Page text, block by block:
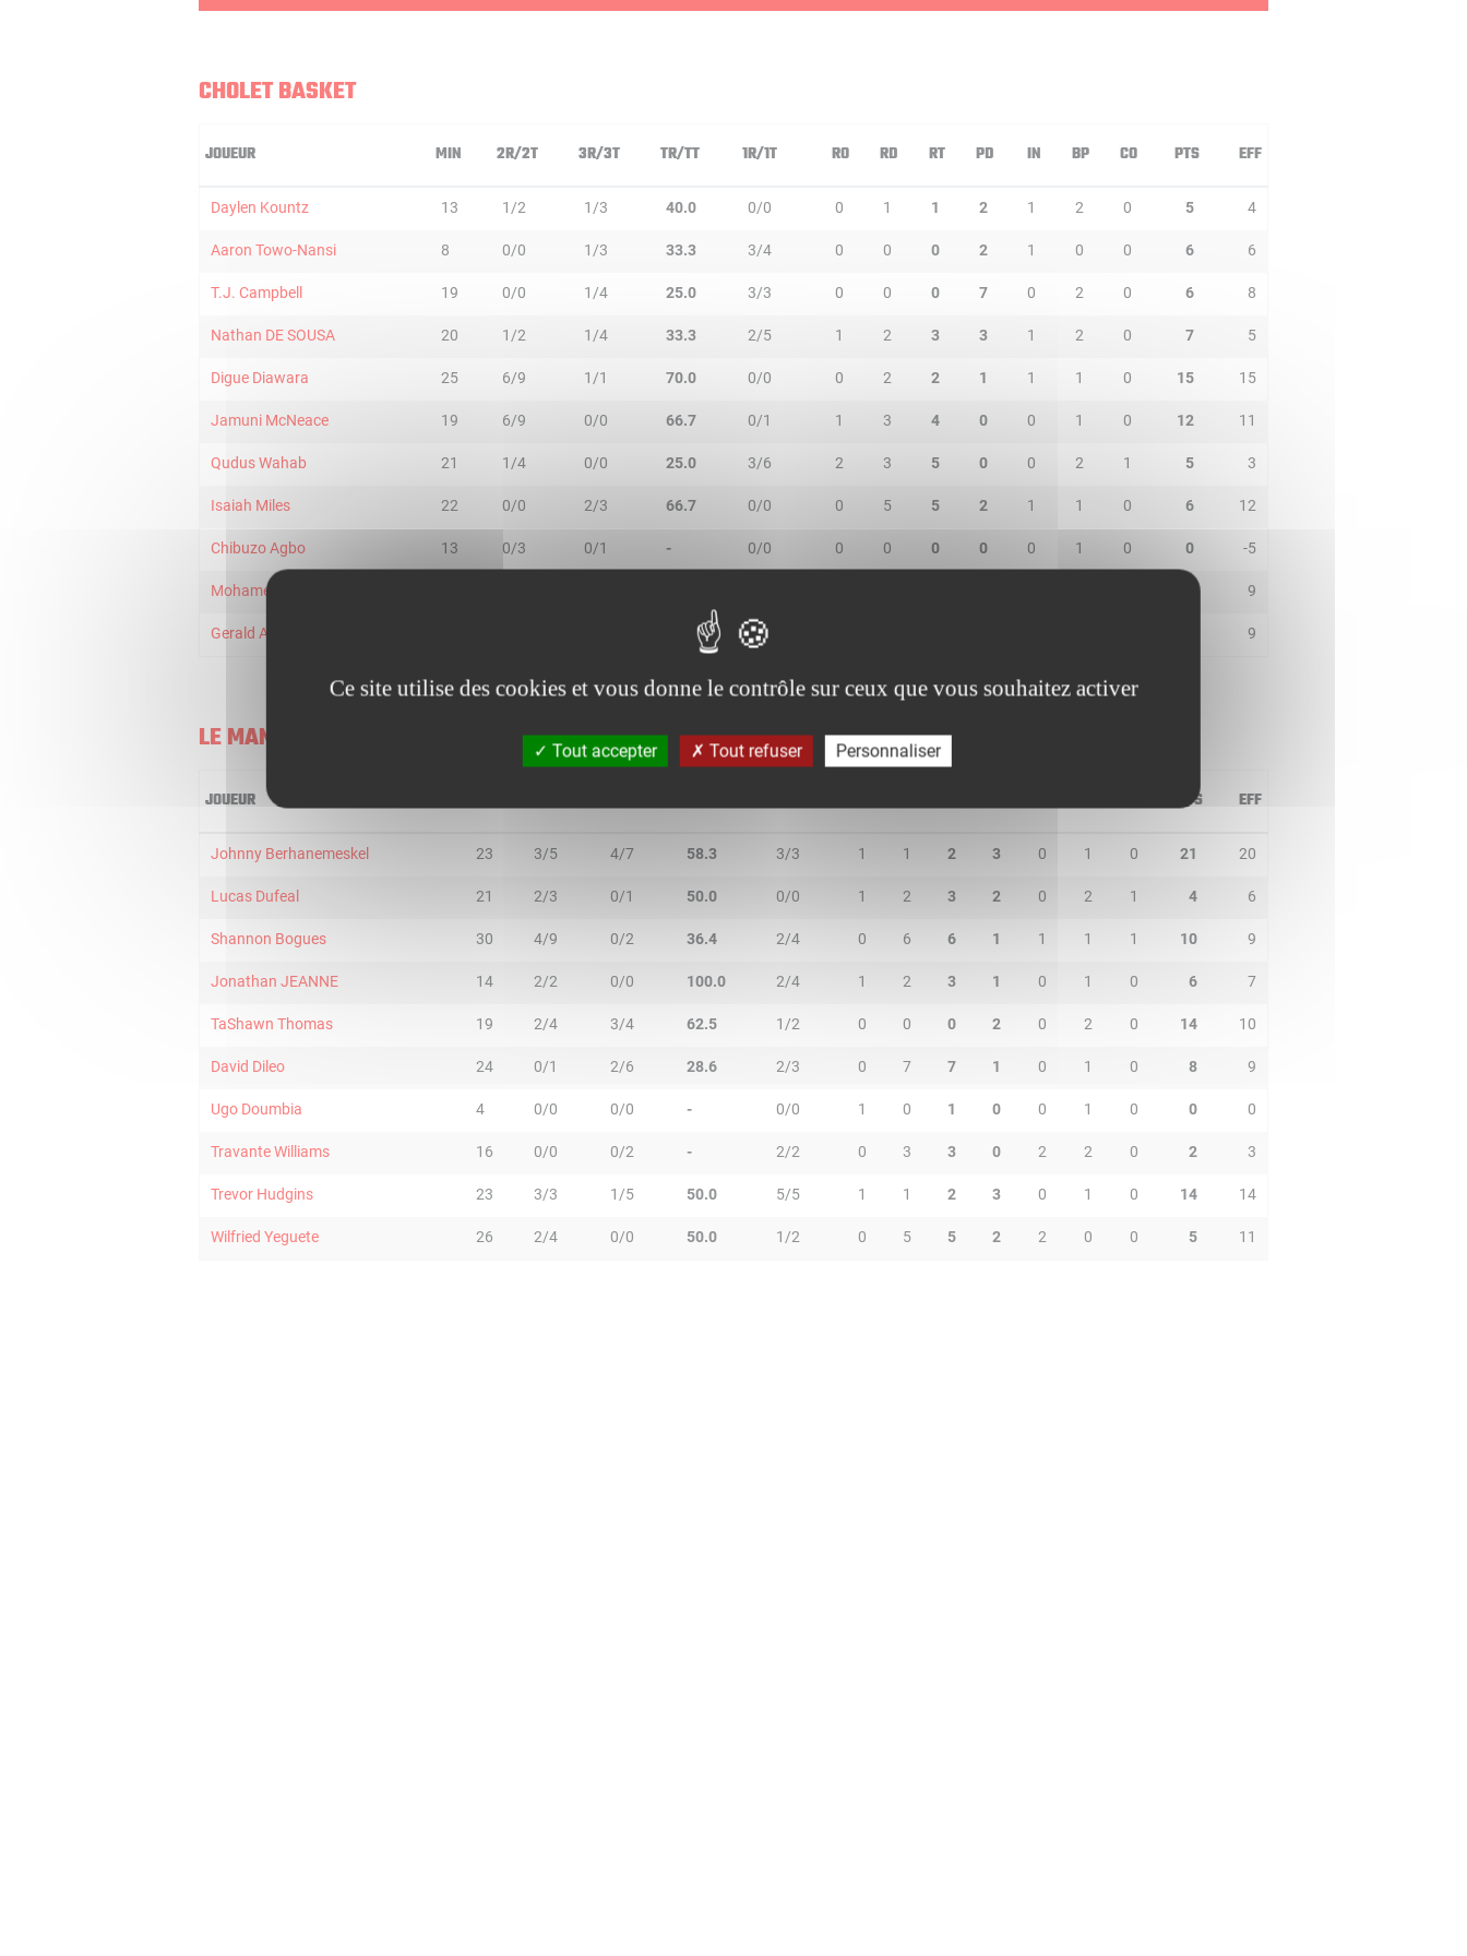
CHOLET BASKET
JOUEUR MIN 2R/2T 3R/3T TR/TT 1R/1T RO RD RT PD IN BP CO PTS EFF
Daylen Kountz 13 1/2 1/3 40.0 0/0 0 1 1 2 1 2 0 5 4
Aaron Towo-Nansi 8 0/0 1/3 33.3 3/4 0 0 0 2 1 0 0 6 6
T.J. Campbell 19 0/0 1/4 25.0 3/3 0 0 0 7 0 2 0 6 8
Nathan DE SOUSA 20 1/2 1/4 33.3 2/5 1 2 3 3 1 2 0 7 5
Digue Diawara 25 6/9 1/1 70.0 0/0 0 2 2 1 1 1 0 15 15
Jamuni McNeace 19 6/9 0/0 66.7 0/1 1 3 4 0 0 1 0 12 11
Qudus Wahab 21 1/4 0/0 25.0 3/6 2 3 5 0 0 2 1 5 3
Isaiah Miles 22 0/0 2/3 66.7 0/0 0 5 5 2 1 1 0 6 12
Chibuzo Agbo 13 0/3 0/1 - 0/0 0 0 0 0 0 1 0 0 -5
Mohamed Diarra 9
Gerald AYAYI 3/3 9
LE MANS
JOUEUR PTS EFF
Johnny Berhanemeskel 23 3/5 4/7 58.3 3/3 1 1 2 3 0 1 0 21 20
Lucas Dufeal 21 2/3 0/1 50.0 0/0 1 2 3 2 0 2 1 4 6
Shannon Bogues 30 4/9 0/2 36.4 2/4 0 6 6 1 1 1 1 10 9
Jonathan JEANNE 14 2/2 0/0 100.0 2/4 1 2 3 1 0 1 0 6 7
TaShawn Thomas 19 2/4 3/4 62.5 1/2 0 0 0 2 0 2 0 14 10
David Dileo 24 0/1 2/6 28.6 2/3 0 7 7 1 0 1 0 8 9
Ugo Doumbia 4 0/0 0/0 - 0/0 1 0 1 0 0 1 0 0 0
Travante Williams 16 0/0 0/2 - 2/2 0 3 3 0 2 2 0 2 3
Trevor Hudgins 23 3/3 1/5 50.0 5/5 1 1 2 3 0 1 0 14 14
Wilfried Yeguete 26 2/4 0/0 50.0 1/2 0 5 5 2 2 0 0 5 11
Ce site utilise des cookies et vous donne le contrôle sur ceux que vous souhaitez activer
Tout accepter Tout refuser Personnaliser